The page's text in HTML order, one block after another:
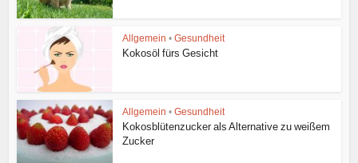
Allgemein • Gesundheit
Kokosöl fürs Gesicht
Allgemein • Gesundheit
Kokosblütenzucker als Alternative zu weißem
Zucker